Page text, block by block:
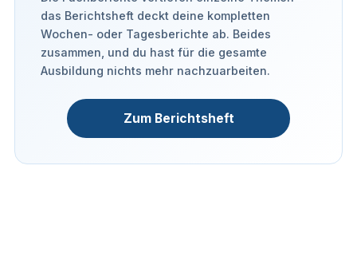
das Berichtsheft deckt deine kompletten
Wochen- oder Tagesberichte ab. Beides
zusammen, und du hast für die gesamte
Ausbildung nichts mehr nachzuarbeiten.
Zum Berichtsheft